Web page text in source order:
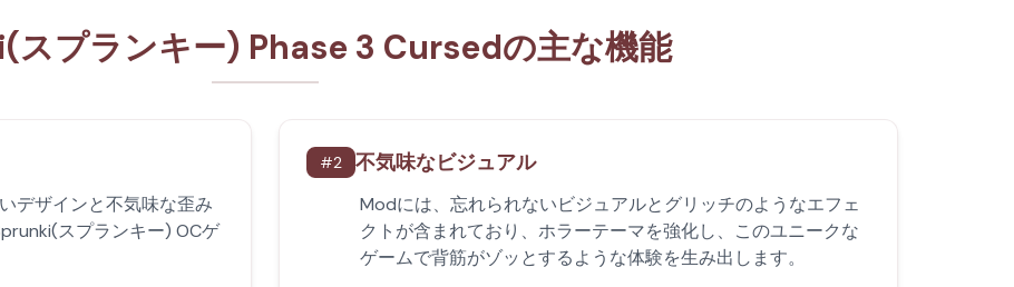
スプランキー) Phase 3 Cursedの主な機能
デザインと不気味な歪み
スプランキー) OCゲ
#2 不気味なビジュアル
Modには、忘れられないビジュアルとグリッチのようなエフェ
クトが含まれており、ホラーテーマを強化し、このユニークな
ゲームで背筋がゾッとするような体験を生み出します。